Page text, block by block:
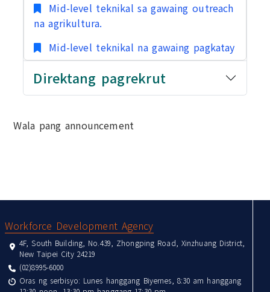
Mid-level teknikal sa gawaing outreach
na agrikultura.
Mid-level teknikal na gawaing pagkatay
Direktang pagrekrut
Wala pang announcement
Workforce Development Agency
4F, South Building, No.439, Zhongping Road, Xinzhuang District,
New Taipei City 24219
(02)8995-6000
Oras ng serbisyo: Lunes hanggang Biyernes, 8:30 am hanggang